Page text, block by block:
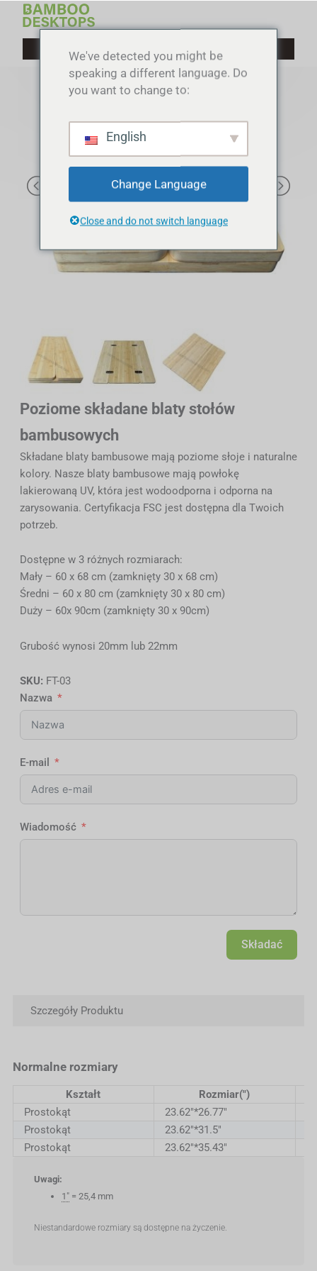
Przejdź
treści
Poziome składane blaty stołów
bambusowych
Składane blaty bambusowe mają poziome słoje i naturalne
kolory. Nasze blaty bambusowe mają powłokę
lakierowaną UV, która jest wodoodporna i odporna na
zarysowania. Certyfikacja FSC jest dostępna dla Twoich
potrzeb.
Dostępne w 3 różnych rozmiarach:
Mały – 60 x 68 cm (zamknięty 30 x 68 cm)
Średni – 60 x 80 cm (zamknięty 30 x 80 cm)
Duży – 60x 90cm (zamknięty 30 x 90cm)
Grubość wynosi 20mm lub 22mm
SKU: FT-03
Nazwa
E-mail
Wiadomość
Składać
Szczegóły Produktu
Normalne rozmiary
Kształt
Rozmiar(")
Prostokąt
23.62"*26.77"
Prostokąt
23.62"*31.5"
Prostokąt
23.62"*35.43"
Uwagi:
1" = 25,4 mm
Niestandardowe rozmiary są dostępne na życzenie.
We've detected you might be
speaking a different language. Do
you want to change to:
English
Change Language
Close and do not switch language